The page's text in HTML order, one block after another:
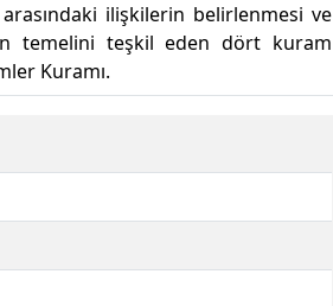
ilişkilerin belirlenmesi ve
temelini teşkil eden dört kuram
Kuramı.